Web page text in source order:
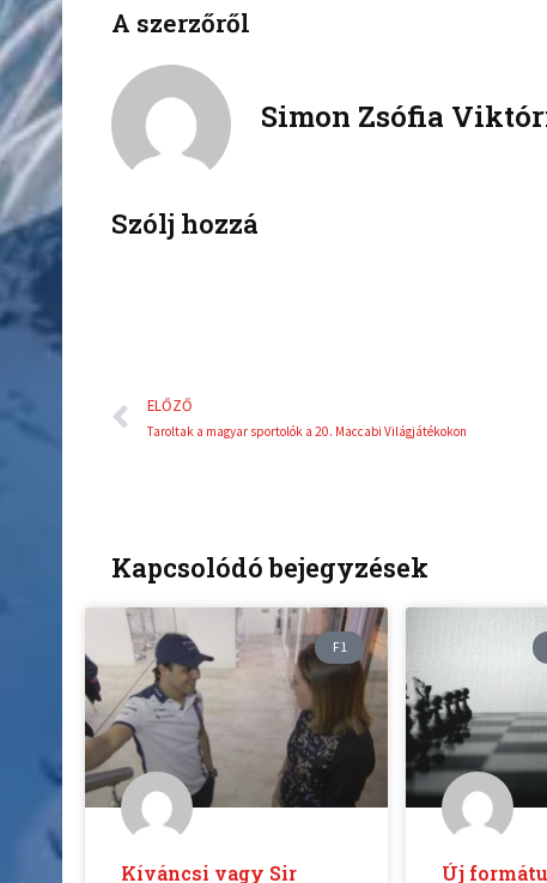
f
b
t
A szerzőről
Simon Zsófia
Szólj hozzá
Előző
ELŐZŐ
Taroltak a magyar sportolók a 20. Maccabi Világjátékokon
Kapcsolódó bejegyzések
F1
Kíváncsi vagy Sir
Új